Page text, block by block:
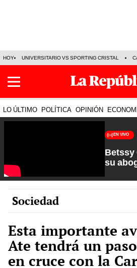
HOY UNIVERSITARIO VS SPORTING CRISTAL
LO ÚLTIMO POLÍTICA OPINIÓN
EN VIVO
Betssy
su
Carlos
Sociedad
Esta importante
Ate tendrá un
en cruce con la